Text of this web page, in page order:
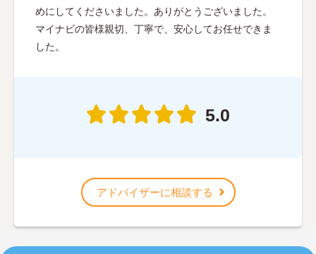
めにしてくださいました。ありがとうございました。
マイナビの皆様親切、丁寧で、安心してお任せできま
した。
5.0
アドバイザーに相談する